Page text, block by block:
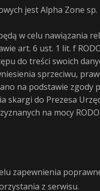
jest Alpha Zone sp.
w celu nawiązania
art. 6 ust. 1 lit. f
do treści swoich
sprzeciwu,
na podstawie zgody
skargi do Prezesa
na mocy
zapewnienia
z serwisu.